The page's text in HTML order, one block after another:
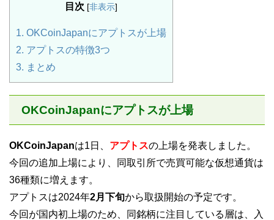
目次 [非表示]
1. OKCoinJapanにアプトスが上場
2. アプトスの特徴3つ
3. まとめ
OKCoinJapanにアプトスが上場
OKCoinJapanは1日、 アプトスの上場を発表しました。
今回の追加上場により、同取引所で売買可能な仮想通貨は
36種類に増えます。
アプトスは2024年2月下旬から取扱開始の予定です。
今回が国内初上場のため、同銘柄に注目している層は、入